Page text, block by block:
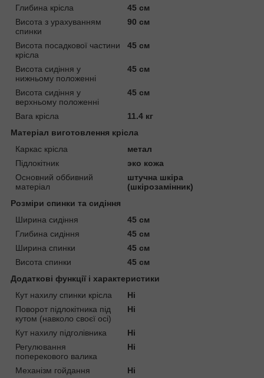
Глибина крісла
45 см
Висота з урахуванням
спинки
90 см
Висота посадкової частини
крісла
45 см
Висота сидіння у
нижньому положенні
45 см
Висота сидіння у
верхньому положенні
45 см
Вага крісла
11.4 кг
Матеріал виготовлення крісла
Каркас крісла
метал
Підлокітник
эко кожа
Основний оббивний
матеріал
штучна шкіра
(шкірозамінник)
Розміри спинки та сидіння
Ширина сидіння
45 см
Глибина сидіння
45 см
Ширина спинки
45 см
Висота спинки
45 см
Додаткові функції і характеристики
Кут нахилу спинки крісла
Ні
Поворот підлокітника під
кутом (навколо своєї осі)
Ні
Кут нахилу підголівника
Ні
Регулювання
поперекового валика
Ні
Механізм гойдання
Ні